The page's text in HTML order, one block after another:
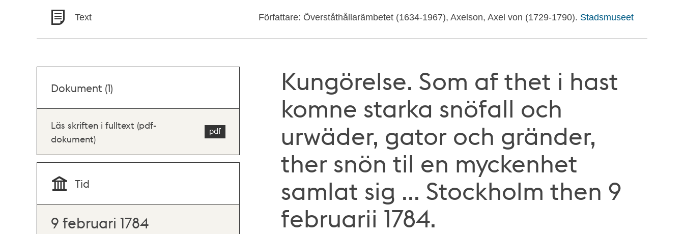
Text Författare: Överståthållarämbetet (1634-1967), Axelson, Axel von (1729-1790). Stadsmuseet
Kungörelse. Som af thet i hast
komne starka snöfall och
urwäder, gator och gränder,
ther snön til en myckenhet
samlat sig ... Stockholm then 9
februarii 1784.
Dokument (1)
Läs skriften i fulltext (pdf-
dokument)
Tid
9 februari 1784